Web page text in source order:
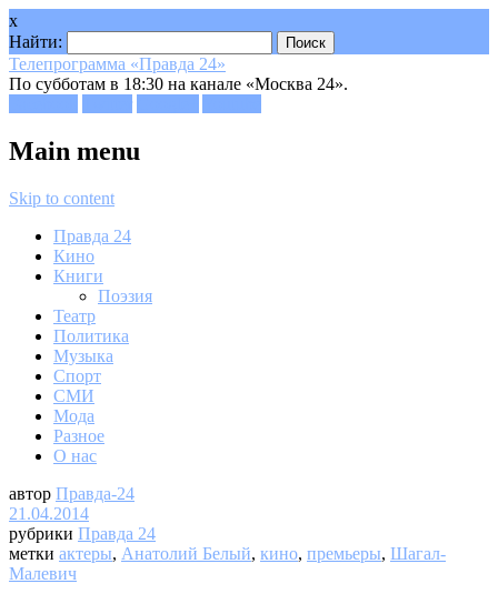
x
Найти:
Телепрограмма «Правда 24»
По субботам в 18:30 на канале «Москва 24».
Main menu
Skip to content
Правда 24
Кино
Книги
Поэзия
Театр
Политика
Музыка
Спорт
СМИ
Мода
Разное
О нас
автор Правда-24
21.04.2014
рубрики Правда 24
метки актеры, Анатолий Белый, кино, премьеры, Шагал-
Малевич